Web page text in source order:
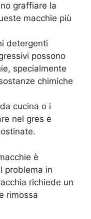
graffiare la
macchie più
detergenti
possono
specialmente
chimiche
cucina o i
nel gres e
è
problema in
richiede un
rimossa